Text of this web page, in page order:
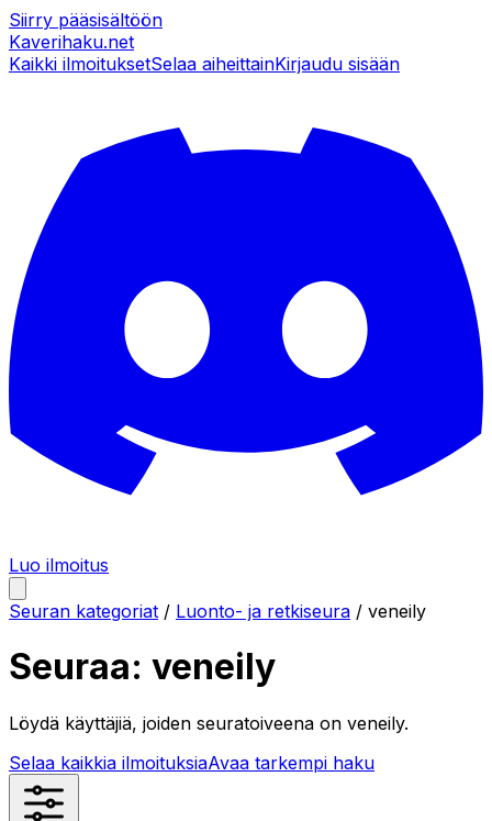
Siirry pääsisältöön
Kaverihaku.net
Kaikki ilmoituksetSelaa aiheittainKirjaudu sisään
Luo ilmoitus
Seuran kategoriat / Luonto- ja retkiseura / veneily
Seuraa: veneily
Löydä käyttäjiä, joiden seuratoiveena on veneily.
Selaa kaikkia ilmoituksiaAvaa tarkempi haku